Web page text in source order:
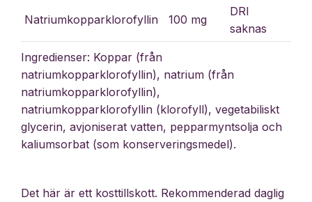
Natriumkopparklorofyllin 100 mg
DRI
saknas
Ingredienser: Koppar (från
natriumkopparklorofyllin), natrium (från
natriumkopparklorofyllin),
natriumkopparklorofyllin (klorofyll), vegetabiliskt
glycerin, avjoniserat vatten, pepparmyntsolja och
kaliumsorbat (som konserveringsmedel).
Det här är ett kosttillskott. Rekommenderad daglig